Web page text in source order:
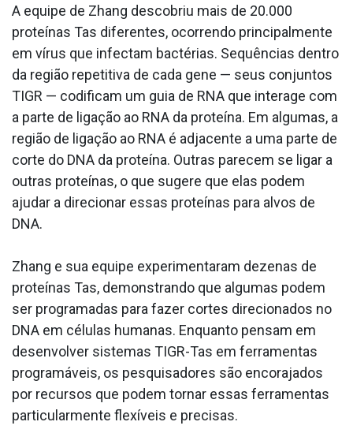
A equipe de Zhang descobriu mais de 20.000
proteínas Tas diferentes, ocorrendo principalmente
em vírus que infectam bactérias. Sequências dentro
da região repetitiva de cada gene — seus conjuntos
TIGR — codificam um guia de RNA que interage com
a parte de ligação ao RNA da proteína. Em algumas, a
região de ligação ao RNA é adjacente a uma parte de
corte do DNA da proteína. Outras parecem se ligar a
outras proteínas, o que sugere que elas podem
ajudar a direcionar essas proteínas para alvos de
DNA.
Zhang e sua equipe experimentaram dezenas de
proteínas Tas, demonstrando que algumas podem
ser programadas para fazer cortes direcionados no
DNA em células humanas. Enquanto pensam em
desenvolver sistemas TIGR-Tas em ferramentas
programáveis, os pesquisadores são encorajados
por recursos que podem tornar essas ferramentas
particularmente flexíveis e precisas.